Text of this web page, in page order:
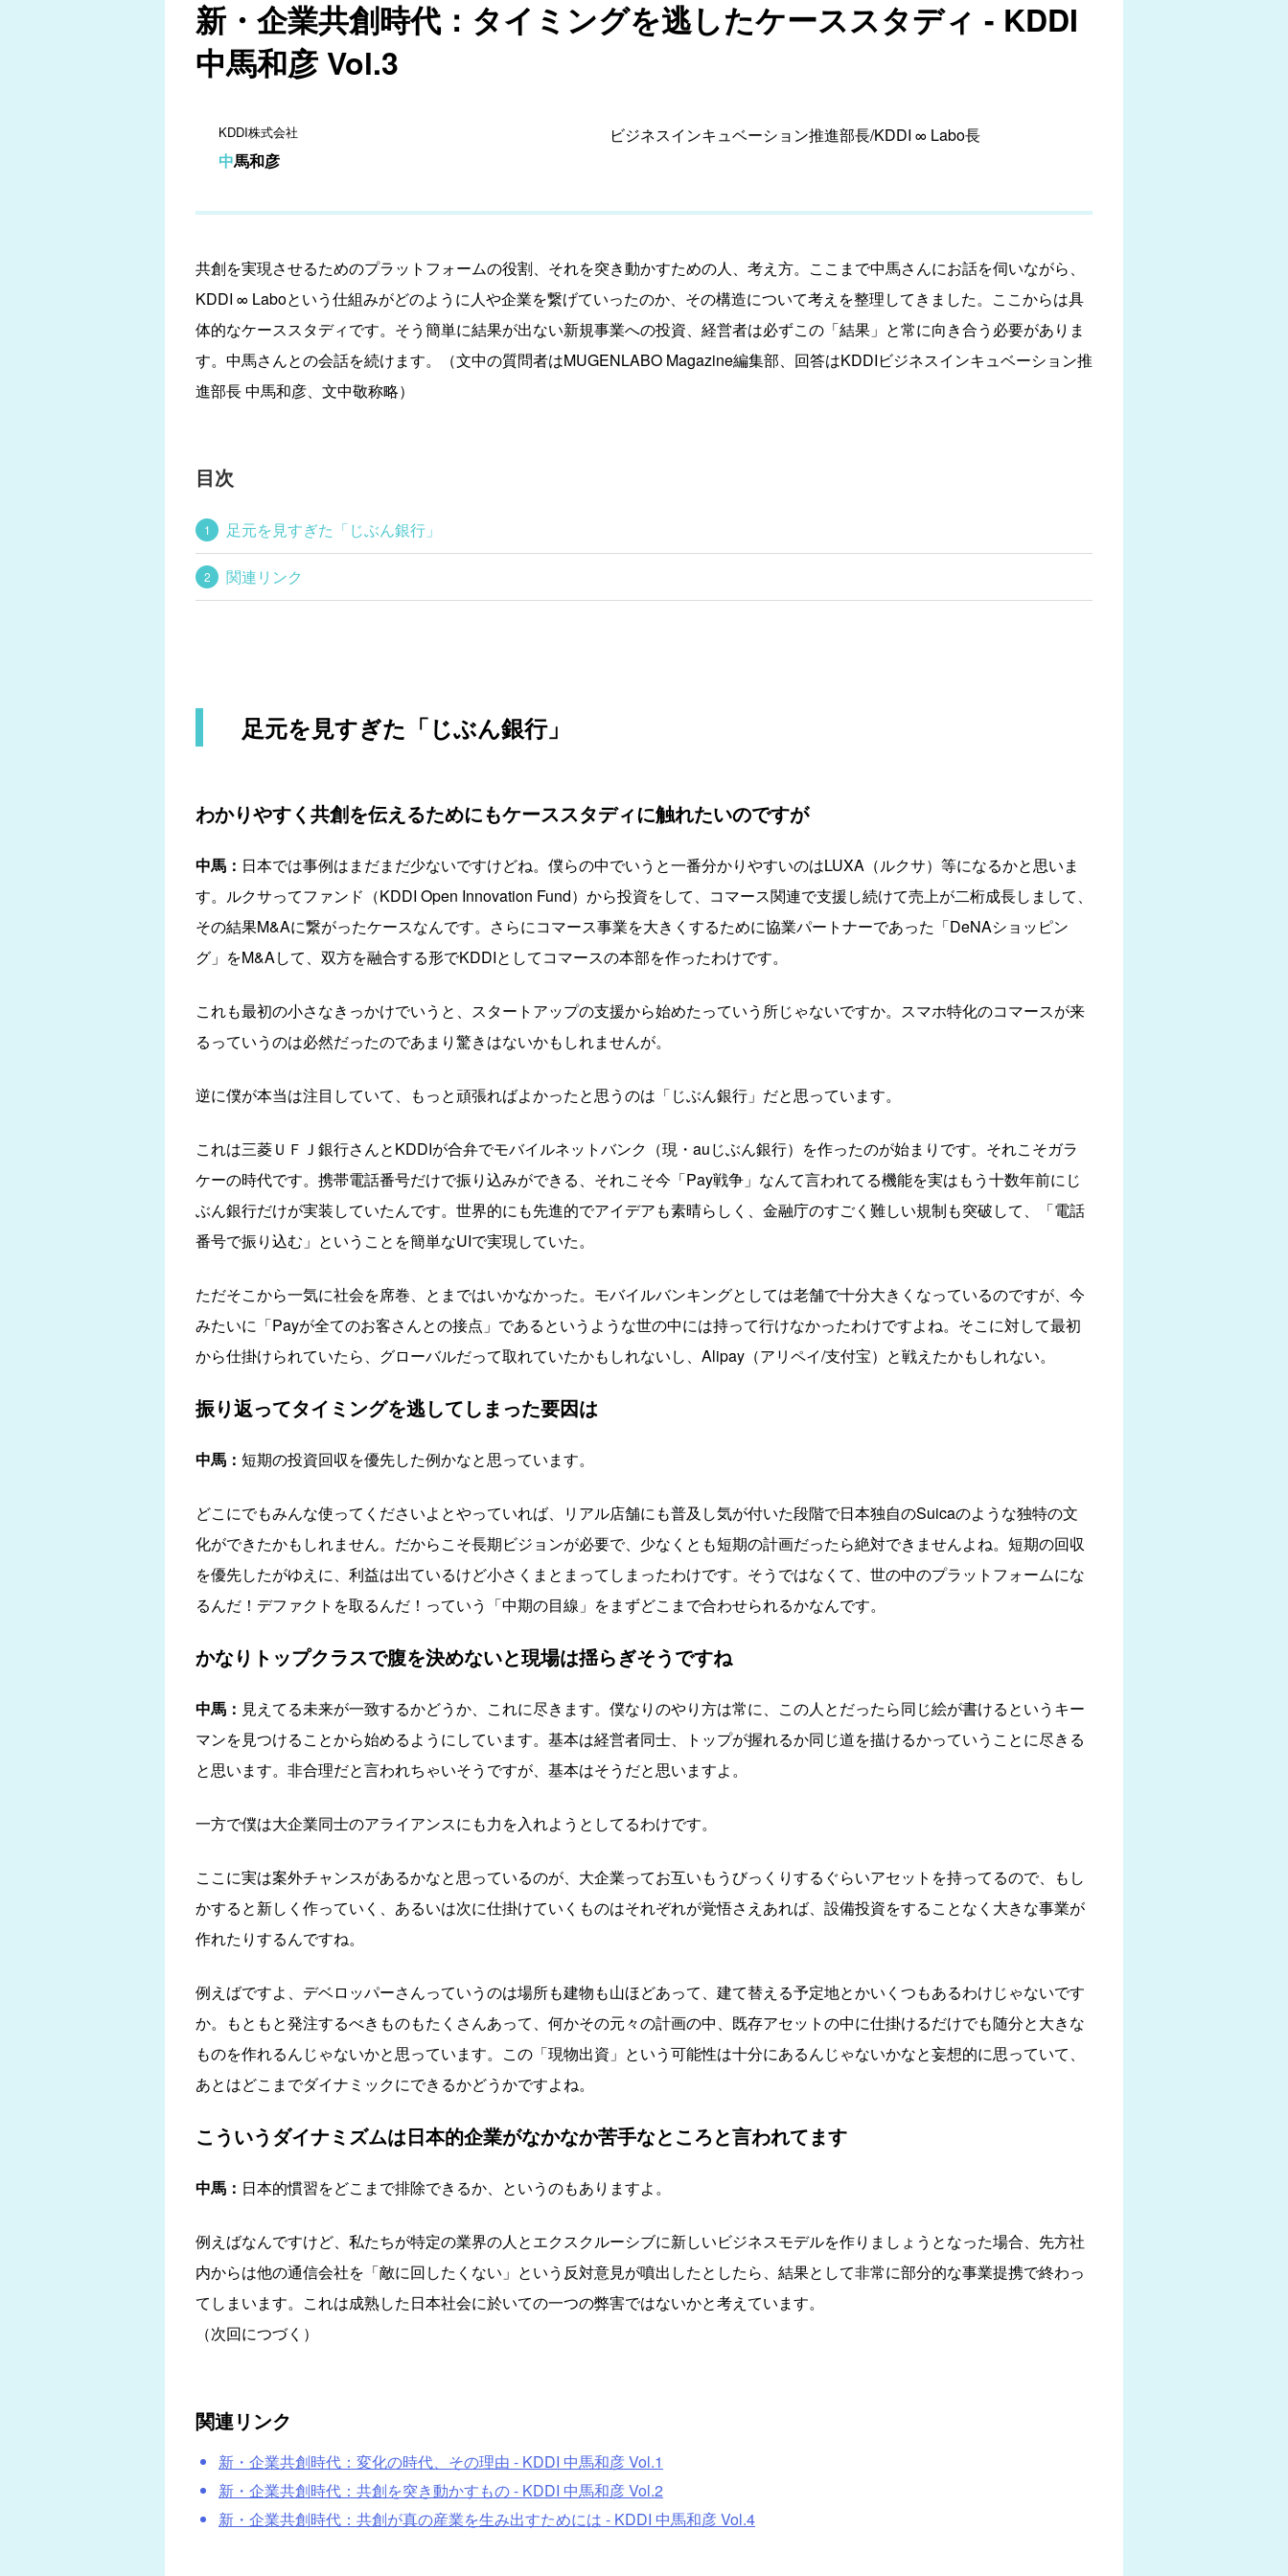
新・企業共創時代：タイミングを逃したケーススタディ - KDDI
中馬和彦 Vol.3
KDDI株式会社
中馬和彦
ビジネスインキュベーション推進部長/KDDI ∞ Labo長
共創を実現させるためのプラットフォームの役割、それを突き動かすための人、考え方。ここまで中馬さんにお話を伺いながら、
KDDI ∞ Laboという仕組みがどのように人や企業を繋げていったのか、その構造について考えを整理してきました。ここからは具
体的なケーススタディです。そう簡単に結果が出ない新規事業への投資、経営者は必ずこの「結果」と常に向き合う必要がありま
す。中馬さんとの会話を続けます。（文中の質問者はMUGENLABO Magazine編集部、回答はKDDIビジネスインキュベーション推
進部長 中馬和彦、文中敬称略）
目次
足元を見すぎた「じぶん銀行」
関連リンク
足元を見すぎた「じぶん銀行」
わかりやすく共創を伝えるためにもケーススタディに触れたいのですが
中馬： 日本では事例はまだまだ少ないですけどね。僕らの中でいうと一番分かりやすいのはLUXA（ルクサ）等になるかと思いま
す。ルクサってファンド（KDDI Open Innovation Fund）から投資をして、コマース関連で支援し続けて売上が二桁成長しまして、
その結果M&Aに繋がったケースなんです。さらにコマース事業を大きくするために協業パートナーであった「DeNAショッピン
グ」をM&Aして、双方を融合する形でKDDIとしてコマースの本部を作ったわけです。
これも最初の小さなきっかけでいうと、スタートアップの支援から始めたっていう所じゃないですか。スマホ特化のコマースが来
るっていうのは必然だったのであまり驚きはないかもしれませんが。
逆に僕が本当は注目していて、もっと頑張ればよかったと思うのは「じぶん銀行」だと思っています。
これは三菱ＵＦＪ銀行さんとKDDIが合弁でモバイルネットバンク（現・auじぶん銀行）を作ったのが始まりです。それこそガラ
ケーの時代です。携帯電話番号だけで振り込みができる、それこそ今「Pay戦争」なんて言われてる機能を実はもう十数年前にじ
ぶん銀行だけが実装していたんです。世界的にも先進的でアイデアも素晴らしく、金融庁のすごく難しい規制も突破して、「電話
番号で振り込む」ということを簡単なUIで実現していた。
ただそこから一気に社会を席巻、とまではいかなかった。モバイルバンキングとしては老舗で十分大きくなっているのですが、今
みたいに「Payが全てのお客さんとの接点」であるというような世の中には持って行けなかったわけですよね。そこに対して最初
から仕掛けられていたら、グローバルだって取れていたかもしれないし、Alipay（アリペイ/支付宝）と戦えたかもしれない。
振り返ってタイミングを逃してしまった要因は
中馬： 短期の投資回収を優先した例かなと思っています。
どこにでもみんな使ってくださいよとやっていれば、リアル店舗にも普及し気が付いた段階で日本独自のSuicaのような独特の文
化ができたかもしれません。だからこそ長期ビジョンが必要で、少なくとも短期の計画だったら絶対できませんよね。短期の回収
を優先したがゆえに、利益は出ているけど小さくまとまってしまったわけです。そうではなくて、世の中のプラットフォームにな
るんだ！デファクトを取るんだ！っていう「中期の目線」をまずどこまで合わせられるかなんです。
かなりトップクラスで腹を決めないと現場は揺らぎそうですね
中馬： 見えてる未来が一致するかどうか、これに尽きます。僕なりのやり方は常に、この人とだったら同じ絵が書けるというキー
マンを見つけることから始めるようにしています。基本は経営者同士、トップが握れるか同じ道を描けるかっていうことに尽きる
と思います。非合理だと言われちゃいそうですが、基本はそうだと思いますよ。
一方で僕は大企業同士のアライアンスにも力を入れようとしてるわけです。
ここに実は案外チャンスがあるかなと思っているのが、大企業ってお互いもうびっくりするぐらいアセットを持ってるので、もし
かすると新しく作っていく、あるいは次に仕掛けていくものはそれぞれが覚悟さえあれば、設備投資をすることなく大きな事業が
作れたりするんですね。
例えばですよ、デベロッパーさんっていうのは場所も建物も山ほどあって、建て替える予定地とかいくつもあるわけじゃないです
か。もともと発注するべきものもたくさんあって、何かその元々の計画の中、既存アセットの中に仕掛けるだけでも随分と大きな
ものを作れるんじゃないかと思っています。この「現物出資」という可能性は十分にあるんじゃないかなと妄想的に思っていて、
あとはどこまでダイナミックにできるかどうかですよね。
こういうダイナミズムは日本的企業がなかなか苦手なところと言われてます
中馬： 日本的慣習をどこまで排除できるか、というのもありますよ。
例えばなんですけど、私たちが特定の業界の人とエクスクルーシブに新しいビジネスモデルを作りましょうとなった場合、先方社
内からは他の通信会社を「敵に回したくない」という反対意見が噴出したとしたら、結果として非常に部分的な事業提携で終わっ
てしまいます。これは成熟した日本社会に於いての一つの弊害ではないかと考えています。
（次回につづく）
関連リンク
新・企業共創時代：変化の時代、その理由 - KDDI 中馬和彦 Vol.1
新・企業共創時代：共創を突き動かすもの - KDDI 中馬和彦 Vol.2
新・企業共創時代：共創が真の産業を生み出すためには - KDDI 中馬和彦 Vol.4